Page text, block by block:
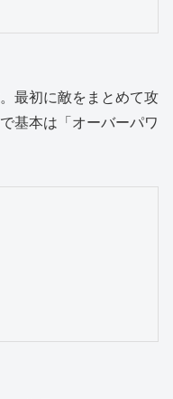
最初に敵をまとめて攻
基本は「オーバーパワ